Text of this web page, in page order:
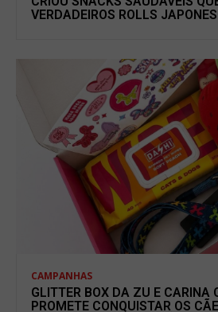
VERDADEIROS ROLLS
CAMPANHAS
GLITTER BOX DA ZU E CARINA
PROMETE CONQUISTAR OS